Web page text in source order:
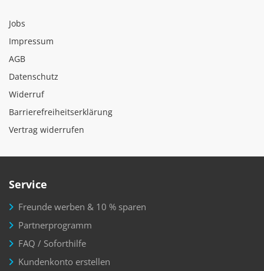
Jobs
Impressum
AGB
Datenschutz
Widerruf
Barrierefreiheitserklärung
Vertrag widerrufen
Service
Freunde werben & 10 % sparen
Partnerprogramm
FAQ / Soforthilfe
Kundenkonto erstellen